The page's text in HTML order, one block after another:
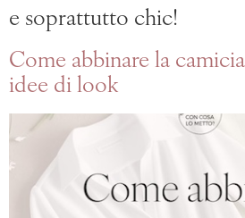
e soprattutto chic!
Come abbinare la
idee di look